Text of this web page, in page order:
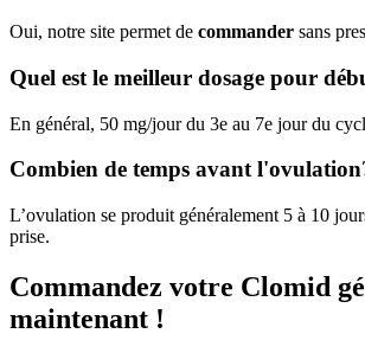
Oui, notre site permet de commander sans
Quel est le meilleur dosage pour
En général, 50 mg/jour du 3e au 7e jour du
Combien de temps avant
L’ovulation se produit généralement 5 à 10
prise.
Commandez votre Clomid
maintenant !